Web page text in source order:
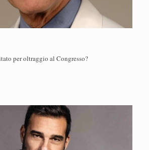
per oltraggio al Congresso?